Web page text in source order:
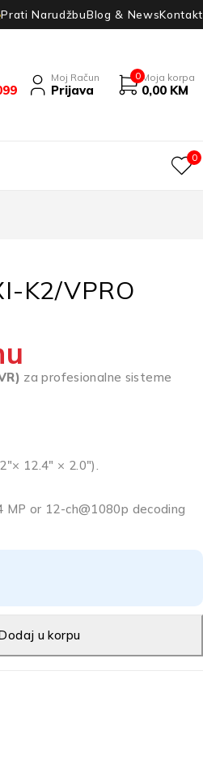
Prati NarudžbuBlog & NewsKontakt
Moj Račun
Prijava
0 Moja korpa
0,00 KM
0
K2/VPRO
za profesionalne sisteme
12.4″ × 2.0″).
MP or 12-ch@1080p decoding
u korpu